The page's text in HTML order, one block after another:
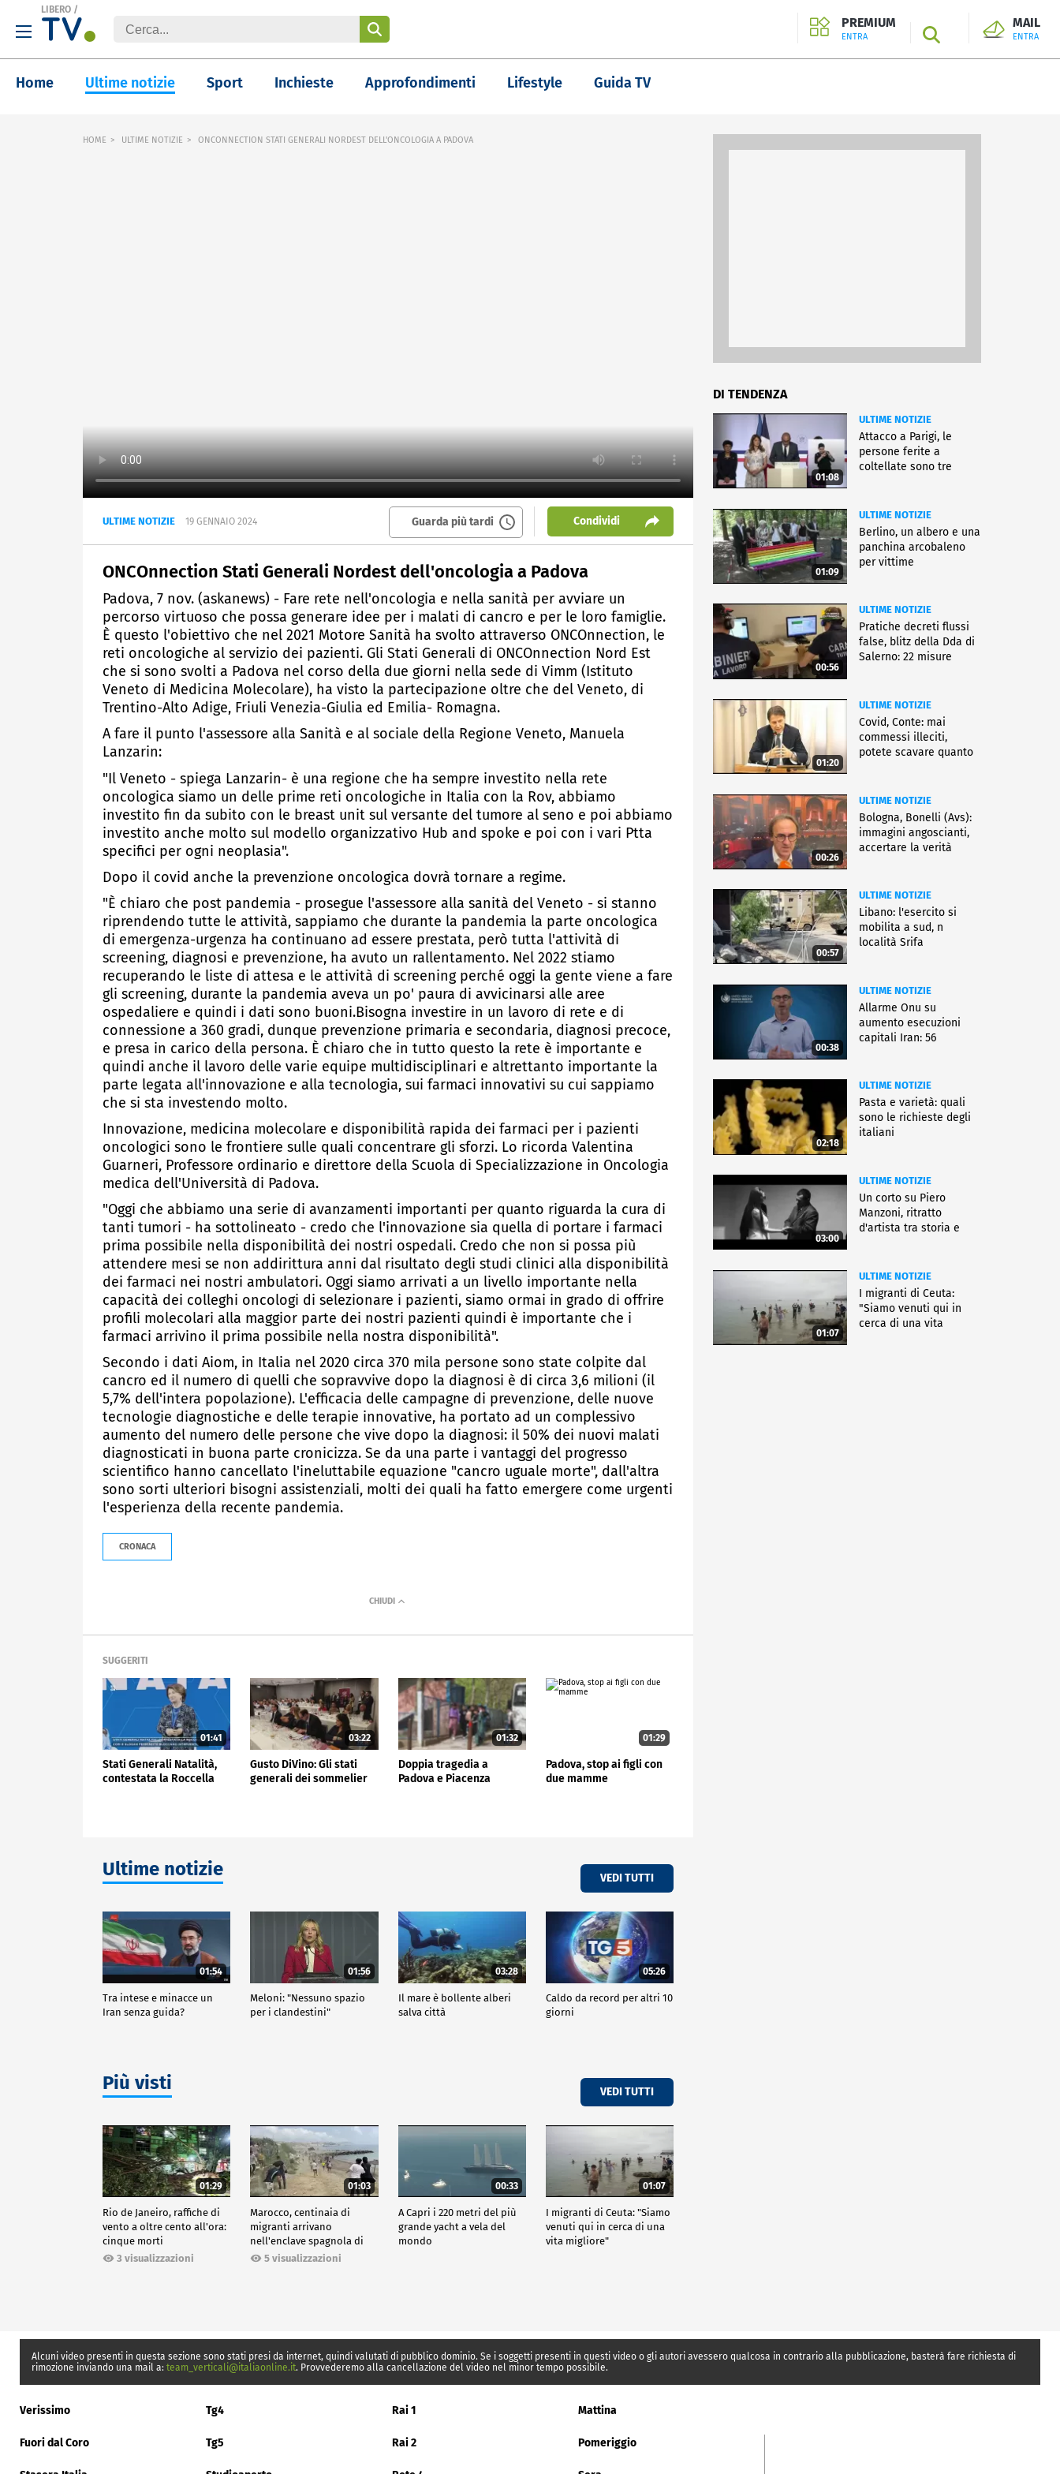
LIBERO /
PREMIUM
ENTRA SEARCH
MAIL
ENTRA
Home Ultime notizie Sport Inchieste Approfondimenti Lifestyle Guida TV
HOME ULTIME NOTIZIE ONCONNECTION STATI GENERALI NORDEST DELL'ONCOLOGIA A PADOVA
ULTIME NOTIZIE 19 GENNAIO 2024 Guarda più tardi Condividi
ONCOnnection Stati Generali Nordest dell'oncologia a Padova
Padova, 7 nov. (askanews) - Fare rete nell'oncologia e nella sanità per avviare un
percorso virtuoso che possa generare idee per i malati di cancro e per le loro famiglie.
È questo l'obiettivo che nel 2021 Motore Sanità ha svolto attraverso ONCOnnection, le
reti oncologiche al servizio dei pazienti. Gli Stati Generali di ONCOnnection Nord Est
che si sono svolti a Padova nel corso della due giorni nella sede di Vimm (Istituto
Veneto di Medicina Molecolare), ha visto la partecipazione oltre che del Veneto, di
Trentino-Alto Adige, Friuli Venezia-Giulia ed Emilia- Romagna.
A fare il punto l'assessore alla Sanità e al sociale della Regione Veneto, Manuela
Lanzarin:
"Il Veneto - spiega Lanzarin- è una regione che ha sempre investito nella rete
oncologica siamo un delle prime reti oncologiche in Italia con la Rov, abbiamo
investito fin da subito con le breast unit sul versante del tumore al seno e poi abbiamo
investito anche molto sul modello organizzativo Hub and spoke e poi con i vari Ptta
specifici per ogni neoplasia".
Dopo il covid anche la prevenzione oncologica dovrà tornare a regime.
"È chiaro che post pandemia - prosegue l'assessore alla sanità del Veneto - si stanno
riprendendo tutte le attività, sappiamo che durante la pandemia la parte oncologica
di emergenza-urgenza ha continuano ad essere prestata, però tutta l'attività di
screening, diagnosi e prevenzione, ha avuto un rallentamento. Nel 2022 stiamo
recuperando le liste di attesa e le attività di screening perché oggi la gente viene a fare
gli screening, durante la pandemia aveva un po' paura di avvicinarsi alle aree
ospedaliere e quindi i dati sono buoni.Bisogna investire in un lavoro di rete e di
connessione a 360 gradi, dunque prevenzione primaria e secondaria, diagnosi precoce,
e presa in carico della persona. È chiaro che in tutto questo la rete è importante e
quindi anche il lavoro delle varie equipe multidisciplinari e altrettanto importante la
parte legata all'innovazione e alla tecnologia, sui farmaci innovativi su cui sappiamo
che si sta investendo molto.
Innovazione, medicina molecolare e disponibilità rapida dei farmaci per i pazienti
oncologici sono le frontiere sulle quali concentrare gli sforzi. Lo ricorda Valentina
Guarneri, Professore ordinario e direttore della Scuola di Specializzazione in Oncologia
medica dell'Università di Padova.
"Oggi che abbiamo una serie di avanzamenti importanti per quanto riguarda la cura di
tanti tumori - ha sottolineato - credo che l'innovazione sia quella di portare i farmaci
prima possibile nella disponibilità dei nostri ospedali. Credo che non si possa più
attendere mesi se non addirittura anni dal risultato degli studi clinici alla disponibilità
dei farmaci nei nostri ambulatori. Oggi siamo arrivati a un livello importante nella
capacità dei colleghi oncologi di selezionare i pazienti, siamo ormai in grado di offrire
profili molecolari alla maggior parte dei nostri pazienti quindi è importante che i
farmaci arrivino il prima possibile nella nostra disponibilità".
Secondo i dati Aiom, in Italia nel 2020 circa 370 mila persone sono state colpite dal
cancro ed il numero di quelli che sopravvive dopo la diagnosi è di circa 3,6 milioni (il
5,7% dell'intera popolazione). L'efficacia delle campagne di prevenzione, delle nuove
tecnologie diagnostiche e delle terapie innovative, ha portato ad un complessivo
aumento del numero delle persone che vive dopo la diagnosi: il 50% dei nuovi malati
diagnosticati in buona parte cronicizza. Se da una parte i vantaggi del progresso
scientifico hanno cancellato l'ineluttabile equazione "cancro uguale morte", dall'altra
sono sorti ulteriori bisogni assistenziali, molti dei quali ha fatto emergere come urgenti
l'esperienza della recente pandemia.
CRONACA
SUGGERITI
01:41
Stati Generali Natalità,
contestata la Roccella
03:22
Gusto DiVino: Gli stati
generali dei sommelier
01:32
Doppia tragedia a
Padova e Piacenza
01:29
Padova, stop ai figli con
due mamme
Ultime notizie VEDI TUTTI
01:54
Tra intese e minacce un
Iran senza guida?
01:56
Meloni: "Nessuno spazio
per i clandestini"
03:28
Il mare è bollente alberi
salva città
05:26
Caldo da record per altri 10
giorni
Più visti VEDI TUTTI
01:29
Rio de Janeiro, raffiche di
vento a oltre cento all'ora:
cinque morti
3 visualizzazioni
01:03
Marocco, centinaia di
migranti arrivano
nell'enclave spagnola di
Ceuta5 visualizzazioni
00:33
A Capri i 220 metri del più
grande yacht a vela del
mondo
01:07
I migranti di Ceuta: "Siamo
venuti qui in cerca di una
vita migliore"
DI TENDENZA
01:08
ULTIME NOTIZIE
Attacco a Parigi, le
persone ferite a
coltellate sono tre
01:09
ULTIME NOTIZIE
Berlino, un albero e una
panchina arcobaleno
per vittime
00:56
ULTIME NOTIZIE
Pratiche decreti flussi
false, blitz della Dda di
Salerno: 22 misure
01:20
ULTIME NOTIZIE
Covid, Conte: mai
commessi illeciti,
potete scavare quanto
00:26
ULTIME NOTIZIE
Bologna, Bonelli (Avs):
immagini angoscianti,
accertare la verità
00:57
ULTIME NOTIZIE
Libano: l'esercito si
mobilita a sud, n
località Srifa
00:38
ULTIME NOTIZIE
Allarme Onu su
aumento esecuzioni
capitali Iran: 56
02:18
ULTIME NOTIZIE
Pasta e varietà: quali
sono le richieste degli
italiani
03:00
ULTIME NOTIZIE
Un corto su Piero
Manzoni, ritratto
d'artista tra storia e
01:07
ULTIME NOTIZIE
I migranti di Ceuta:
"Siamo venuti qui in
cerca di una vita
Alcuni video presenti in questa sezione sono stati presi da internet, quindi valutati di pubblico dominio. Se i soggetti presenti in questi video o gli autori avessero qualcosa in contrario alla pubblicazione, basterà fare richiesta di
rimozione inviando una mail a: team_verticali@italiaonline.it. Provvederemo alla cancellazione del video nel minor tempo possibile.
Verissimo Tg4 Rai 1 Mattina
Fuori dal Coro Tg5 Rai 2 Pomeriggio